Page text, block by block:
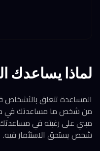
لماذا يساعدك
المساعدة تتعلق بالأشخاص
من شخص ما مساعدتك في
مبني على رغبته في
شخص يستحق الاستثمار فيه.